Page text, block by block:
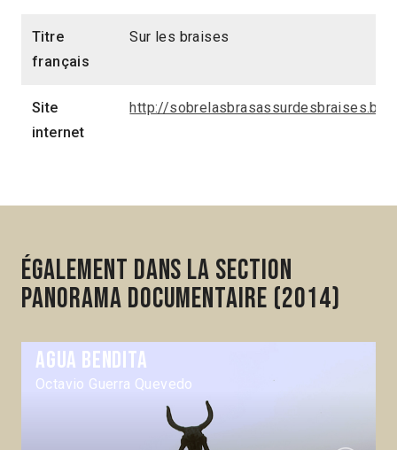
Titre
français
Sur les braises
Site
internet
http://
Également dans la section
Panorama Documentaire (2014)
Agua bendita
Octavio Guerra Quevedo